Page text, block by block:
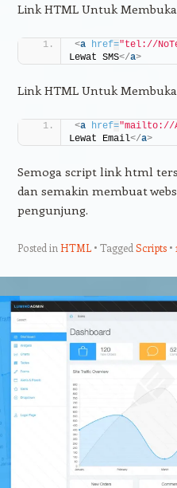
Link HTML Untuk
<a href="tel://
Lewat SMS</a>
Link HTML Untuk
<a href="mailto://
Lewat Email</a>
Semoga script link html
dan semakin membuat
pengunjung.
Posted in HTML Tagged Scripts